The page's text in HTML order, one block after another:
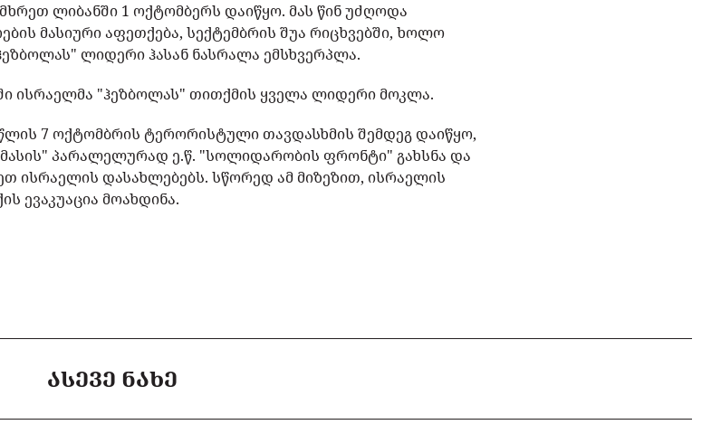
ლიბანში 1 ოქტომბერს დაიწყო. მას წინ უძღოდა
მასიური აფეთქება, სექტემბრის შუა რიცხვებში, ხოლო
ლიდერი ჰასან ნასრალა ემსხვერპლა.
ისრაელმა "ჰეზბოლას" თითქმის ყველა ლიდერი მოკლა.
7 ოქტომბრის ტერორისტული თავდასხმის შემდეგ დაიწყო,
პარალელურად ე.წ. "სოლიდარობის ფრონტი" გახსნა და
დასახლებებს. სწორედ ამ მიზეზით, ისრაელის
ევაკუაცია მოახდინა.
ᲐᲡᲔᲕᲔ ᲜᲐᲮᲔ